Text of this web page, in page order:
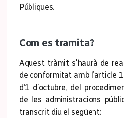
Públiques.
Com es tramita?
Aquest tràmit s'haurà de
de conformitat amb l’article
d’1 d’octubre, del
de les administracions
transcrit diu el següent: